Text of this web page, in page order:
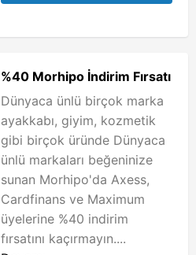
%40 Morhipo İndirim Fırsatı
Dünyaca ünlü birçok marka
ayakkabı, giyim, kozmetik
gibi birçok üründe Dünyaca
ünlü markaları beğeninize
sunan Morhipo'da Axess,
Cardfinans ve Maximum
üyelerine %40 indirim
fırsatını kaçırmayın....